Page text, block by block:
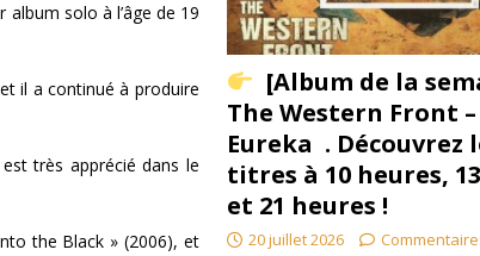
solo à l’âge de 19
il a continué à produire
très apprécié dans le
the Black » (2006), et
[Album de la
The Western Front –
Eureka . Découvrez
titres à 10 heures,
et 21 heures !
20 juillet 2026